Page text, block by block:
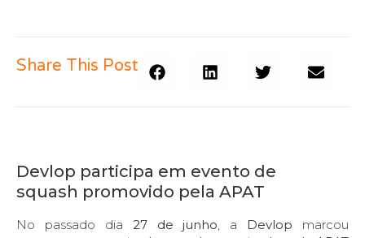
Share This Post
Devlop participa em evento de
squash promovido pela APAT
No passado dia 27 de junho, a Devlop marcou